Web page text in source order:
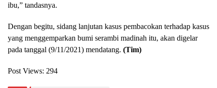
ibu,” tandasnya.
Dengan begitu, sidang lanjutan kasus pembacokan terhadap kasus
yang menggemparkan bumi serambi madinah itu, akan digelar
pada tanggal (9/11/2021) mendatang. (Tim)
Post Views: 294